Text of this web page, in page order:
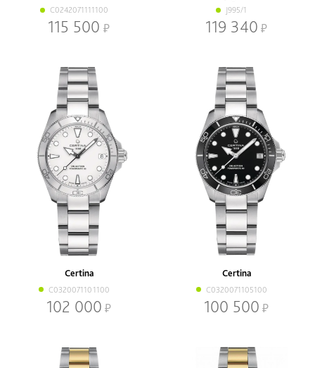
C0242071111100
115 500
J995/1
119 340
Certina
C0320071101100
102 000
Certina
C0320071105100
100 500